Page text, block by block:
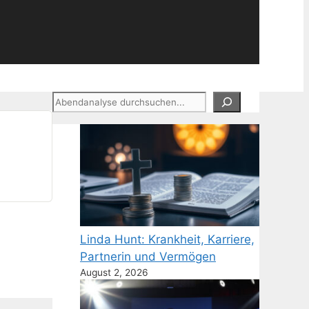
Suchen
Linda Hunt: Krankheit, Karriere,
Partnerin und Vermögen
August 2, 2026